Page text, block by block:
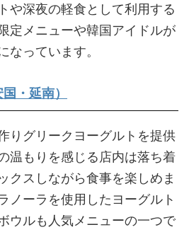
や深夜の軽食として利用する
定メニューや韓国アイドルが
なっています。
・延南）
りグリークヨーグルトを提供
温もりを感じる店内は落ち着
クスしながら食事を楽しめま
ノーラを使用したヨーグルト
ウルも人気メニューの一つで